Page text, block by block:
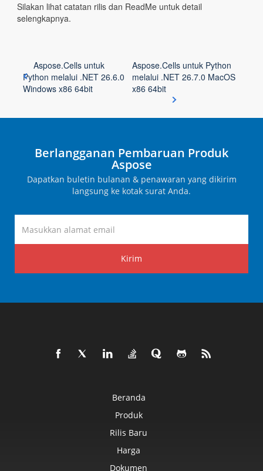
Silakan lihat catatan rilis dan ReadMe untuk detail
selengkapnya.
Aspose.Cells untuk
Python melalui .NET 26.6.0
Windows x86 64bit
Aspose.Cells untuk Python
melalui .NET 26.7.0 MacOS
x86 64bit
Berlangganan Pembaruan Produk
Aspose
Dapatkan buletin bulanan & penawaran yang dikirim
langsung ke kotak surat Anda.
Kirim
Beranda
Produk
Rilis Baru
Harga
Dokumen